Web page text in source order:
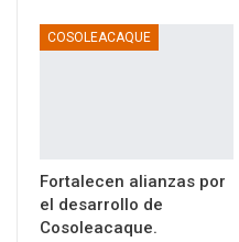
COSOLEACAQUE
Fortalecen alianzas por
el desarrollo de
Cosoleacaque.